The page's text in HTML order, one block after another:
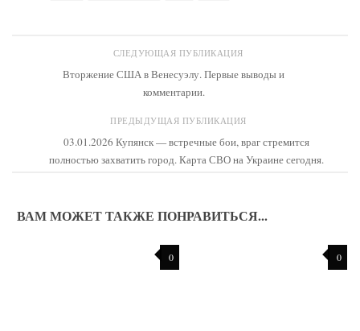
СЛЕДУЮЩАЯ ПУБЛИКАЦИЯ
Вторжение США в Венесуэлу. Первые выводы и
комментарии.
ПРЕДЫДУЩАЯ ПУБЛИКАЦИЯ
03.01.2026 Купянск — встречные бои, враг стремится
полностью захватить город. Карта СВО на Украине сегодня.
ВАМ МОЖЕТ ТАКЖЕ ПОНРАВИТЬСЯ...
0 0